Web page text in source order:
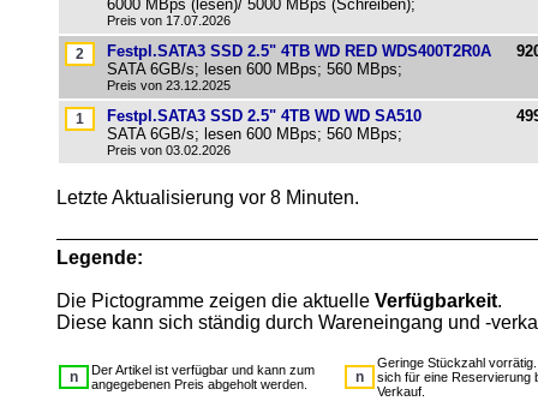
6000 MBps (lesen)/ 5000 MBps (Schreiben);
Preis von 17.07.2026
Festpl.SATA3 SSD 2.5" 4TB WD RED WDS400T2R0A
SATA 6GB/s; lesen 600 MBps; 560 MBps;
Preis von 23.12.2025
Festpl.SATA3 SSD 2.5" 4TB WD WD SA510
SATA 6GB/s; lesen 600 MBps; 560 MBps;
Preis von 03.02.2026
Letzte Aktualisierung vor 8 Minuten.
Legende:
Die Pictogramme zeigen die aktuelle Verfügbarkeit.
Diese kann sich ständig durch Wareneingang und -
Der Artikel ist verfügbar und kann zum
angegebenen Preis abgeholt werden.
Geringe Stückzahl
sich für eine Reservierung
Verkauf.